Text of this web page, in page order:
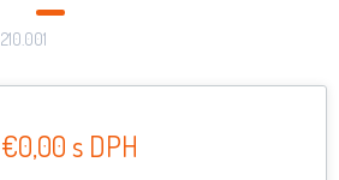
210.001
€0,00 s DPH